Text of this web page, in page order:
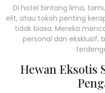
Di hotel bintang lima,
elit, atau tokoh penting
tidak biasa. Mereka
personal dan eksklusif,
Hewan Eksotis